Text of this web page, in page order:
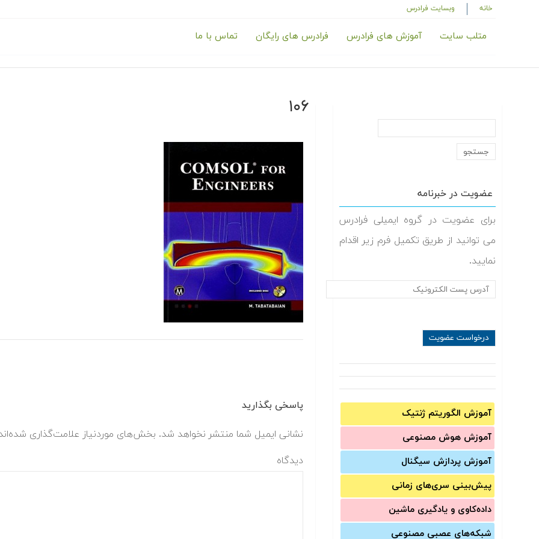
خانه وبسایت فرادرس
متلب سایت آموزش های فرادرس فرادرس های رایگان تماس با ما
عضویت در خبرنامه
برای عضویت در گروه ایمیلی فرادرس
می توانید از طریق تکمیل فرم زیر اقدام
نمایید.
آموزش الگوریتم ژنتیک
آموزش‌ هوش مصنوعی
آموزش‌ پردازش سیگنال
پیش‌‌بینی سری‌‌های زمانی
داده‌کاوی و یادگیری ماشین
شبکه‌های عصبی مصنوعی
۱۰۶
پاسخی بگذارید
نشانی ایمیل شما منتشر نخواهد شد. بخش‌های موردنیاز علامت‌گذاری
دیدگاه